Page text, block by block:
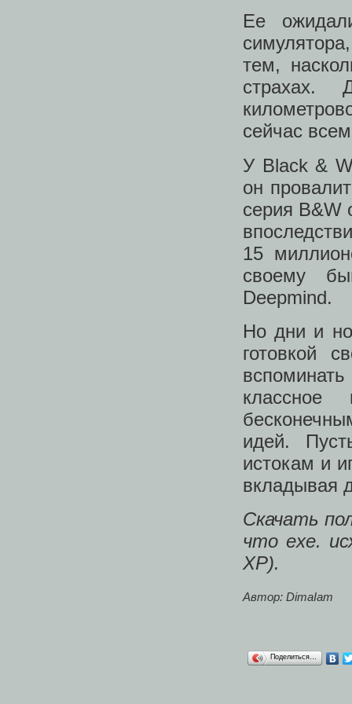
Ее
тем,
страхах.
сейчас
У Black &
он
серия B&W
15
своему
Deepmind.
Но дни и
готовкой
идей.
истокам и
вкладывая
Скачать
что exe.
ХР).
Автор: DimaIam
Поделиться…